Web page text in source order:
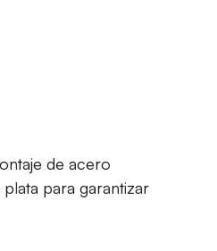
de acero
para garantizar